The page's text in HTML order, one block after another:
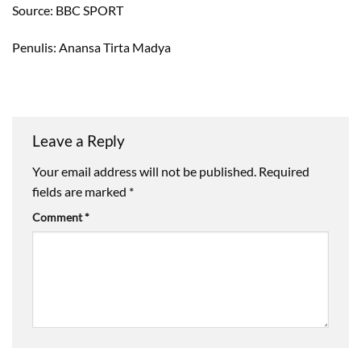
Source: BBC SPORT
Penulis: Anansa Tirta Madya
Leave a Reply
Your email address will not be published. Required
fields are marked *
Comment*